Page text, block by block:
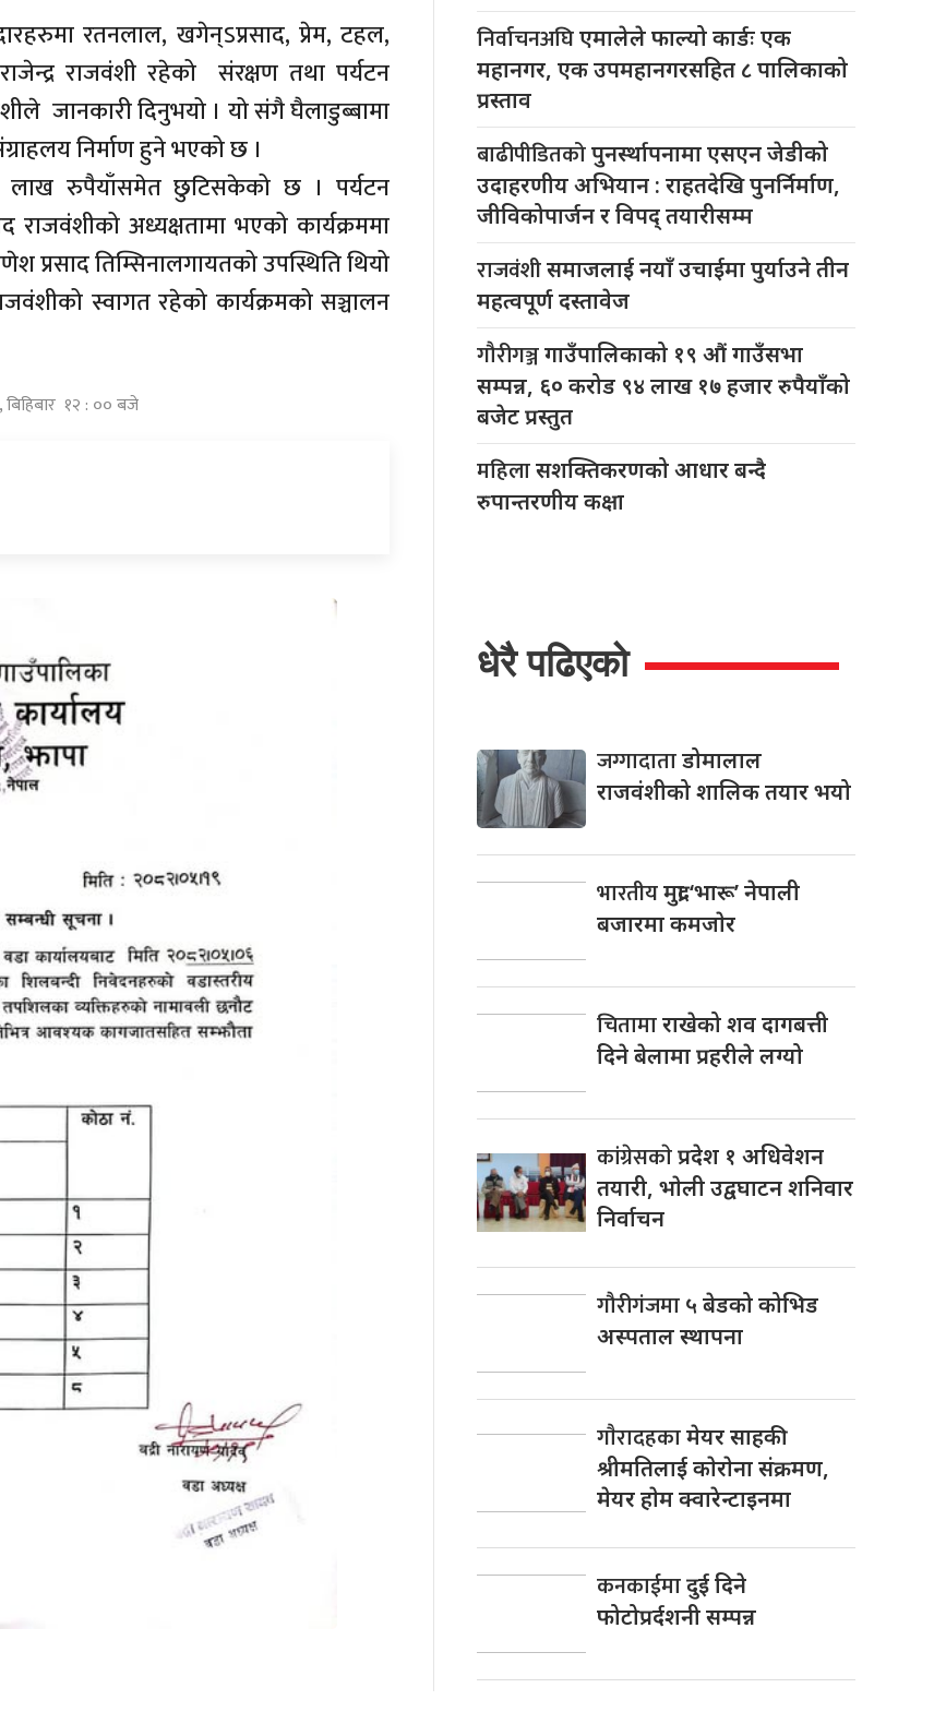
रतनलाल, खगेन्ऽप्रसाद, प्रेम, टहल,
राजवंशी रहेको संरक्षण तथा पर्यटन
जानकारी दिनुभयो । यो संगै घैलाडुब्बामा
निर्माण हुने भएको छ ।
लाख रुपैयाँसमेत छुटिसकेको छ । पर्यटन
राजवंशीको अध्यक्षतामा भएको कार्यक्रममा
प्रसाद तिम्सिनालगायतको उपस्थिति थियो
स्वागत रहेको कार्यक्रमको सञ्चालन
बिहिबार १२ : ०० बजे
निर्वाचनअघिएमालेले फाल्यो कार्डः एक
महानगर, एक उपमहानगरसहित ८ पालिकाको
प्रस्ताव
बाढीपीडितकोपुनर्स्थापनामा एसएन जेडीको
उदाहरणीय अभियान : राहतदेखि पुनर्निर्माण,
जीविकोपार्जन र विपद् तयारीसम्म
राजवंशीसमाजलाई नयाँ उचाईमा पुर्याउने तीन
महत्वपूर्ण दस्तावेज
गौरीगञ्जगाउँपालिकाको १९ औं गाउँसभा
सम्पन्न, ६० करोड ९४ लाख १७ हजार रुपैयाँको
बजेट प्रस्तुत
महिलासशक्तिकरणको आधार बन्दै
रुपान्तरणीय कक्षा
धेरै पढिएको
जग्गादाताडोमालाल
राजवंशीको शालिक तयार भयो
भारतीयमुद्रा ‘भारू’ नेपाली
बजारमा कमजाेर
चितामाराखेको शव दागबत्ती
दिने बेलामा प्रहरीले लग्यो
कांग्रेसकाेप्रदेश १ अधिवेशन
तयारी, भाेली उद्वघाटन शनिवार
निर्वाचन
गौरीगंजमा ५ बेडको कोभिड
अस्पताल स्थापना
गाैरादहकामेयर साहकी
श्रीमतिलाई काेराेना संक्रमण,
मेयर हाेम क्वारेन्टाइनमा
कनकाईमादुई दिने
फोटोप्रर्दशनी सम्पन्न